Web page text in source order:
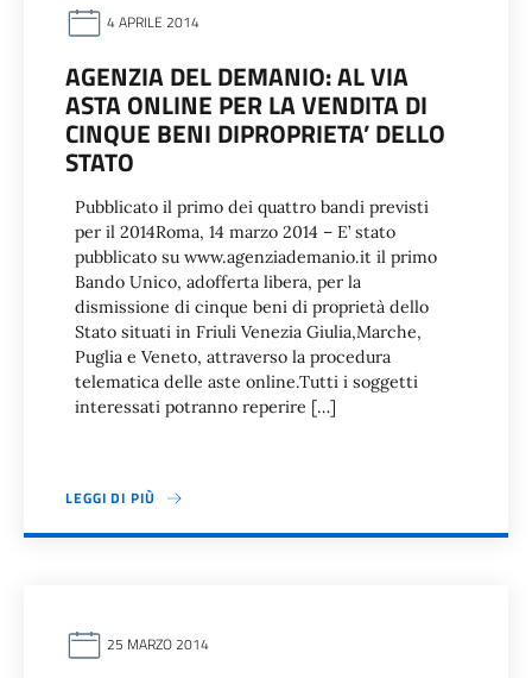
4 APRILE 2014
AGENZIA DEL DEMANIO: AL VIA
ASTA ONLINE PER LA VENDITA DI
CINQUE BENI DIPROPRIETA’ DELLO
STATO
Pubblicato il primo dei quattro bandi previsti
per il 2014Roma, 14 marzo 2014 – E’ stato
pubblicato su www.agenziademanio.it il primo
Bando Unico, adofferta libera, per la
dismissione di cinque beni di proprietà dello
Stato situati in Friuli Venezia Giulia,Marche,
Puglia e Veneto, attraverso la procedura
telematica delle aste online.Tutti i soggetti
interessati potranno reperire […]
LEGGI DI PIÙ
25 MARZO 2014